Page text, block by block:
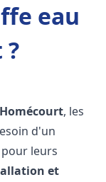
eau
Homécourt, les
d'un
leurs
et